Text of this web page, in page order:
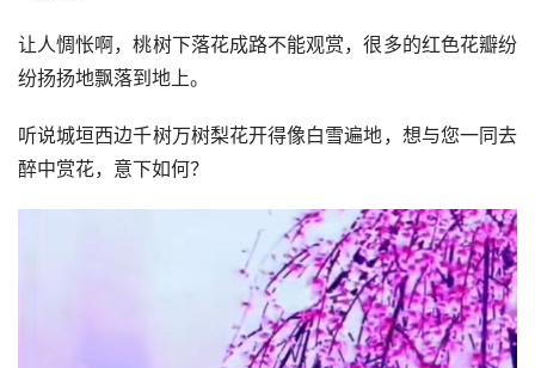
让人惆怅啊，桃树下落花成路不能观赏，很多的红色花瓣纷
纷扬扬地飘落到地上。
听说城垣西边千树万树梨花开得像白雪遍地，想与您一同去
醉中赏花，意下如何？